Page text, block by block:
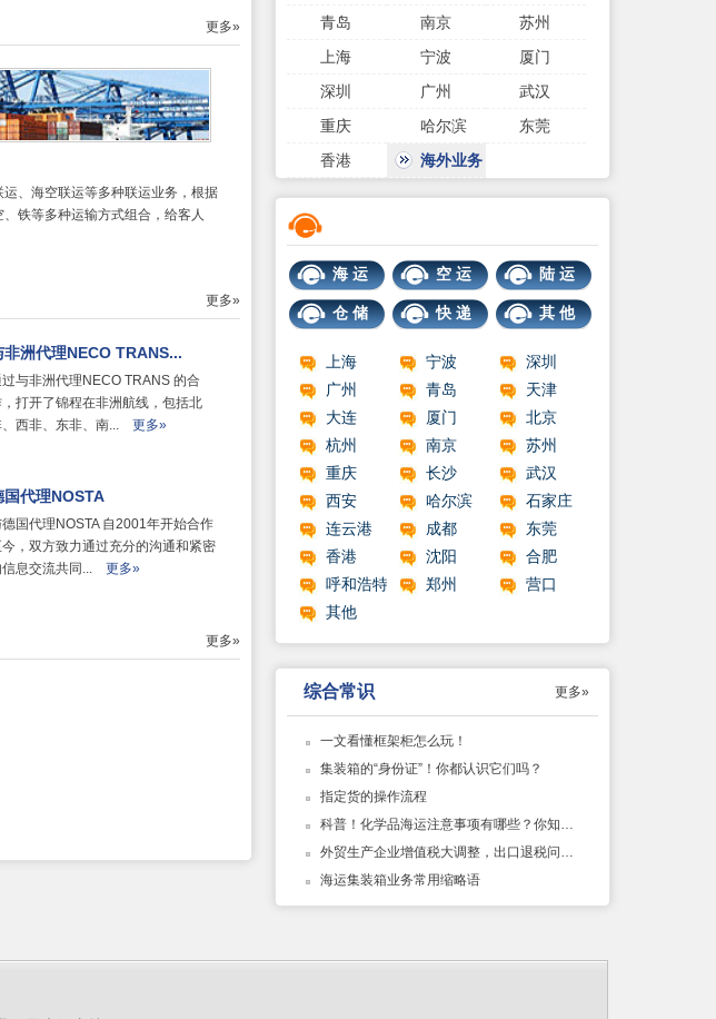
更多»
、海空联运等多种联运业务，根据
铁等多种运输方式组合，给客人
更多»
非洲代理NECO TRANS...
与非洲代理NECO TRANS 的合
打开了锦程在非洲航线，包括北
、西非、东非、南... 更多»
国代理NOSTA
国代理NOSTA 自2001年开始合作
，双方致力通过充分的沟通和紧密
信息交流共同... 更多»
更多»
青岛
南京
苏州
上海
宁波
厦门
深圳
广州
武汉
重庆
哈尔滨
东莞
香港
海外业务
海 运 空 运 陆 运
仓 储 快 递 其 他
上海 宁波
深圳
广州
青岛
天津
大连
厦门
北京
杭州
南京
苏州
重庆
长沙
武汉
西安
哈尔滨
石家庄
连云港
成都
东莞
香港
沈阳
合肥
呼和浩特
郑州
营口
其他
综合常识 更多»
一文看懂框架柜怎么玩！
集装箱的“身份证”！你都认识它们吗？
指定货的操作流程
科普！化学品海运注意事项有哪些？你知道了吗？
外贸生产企业增值税大调整，出口退税问题汇总
海运集装箱业务常用缩略语